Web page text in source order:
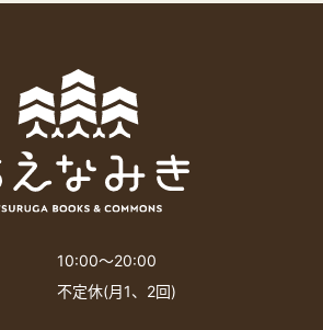
10:00〜20:00
不定休(月1、2回)